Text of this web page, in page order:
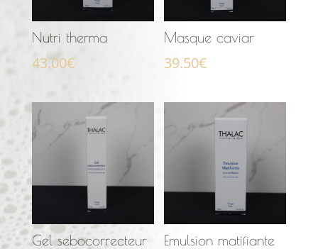
Nutri therma
43.00€
Masque caviar
39.50€
Gel sebocorrecteur Emulsion matifiante